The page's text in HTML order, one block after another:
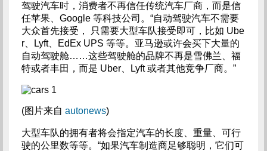
驾驶汽车时，消费者不再信任传统汽车厂商，而是信
任苹果、Google 等科技公司。“自动驾驶汽车不需要
大众首先接受， 只需要大型车队接受即可，比如 Ube
r、Lyft、EdEx UPS 等等。亚马逊或许会买下大量的
自动驾驶舱……这些驾驶舱的品牌不再是雪佛兰、福
特或者丰田，而是 Uber、Lyft 或者其他竞争厂商。”
(图片来自 autonews)
大型车队的拥有者将会指定汽车的长度、重量、可行
驶的公里数等等。“如果汽车制造商足够聪明，它们可